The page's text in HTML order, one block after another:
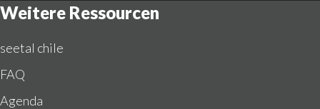
Weitere Ressourcen
seetal chile
FAQ
Agenda